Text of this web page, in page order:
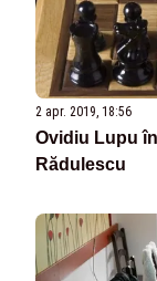
2 apr. 2019, 18:56
Ovidiu Lupu
Rădulescu